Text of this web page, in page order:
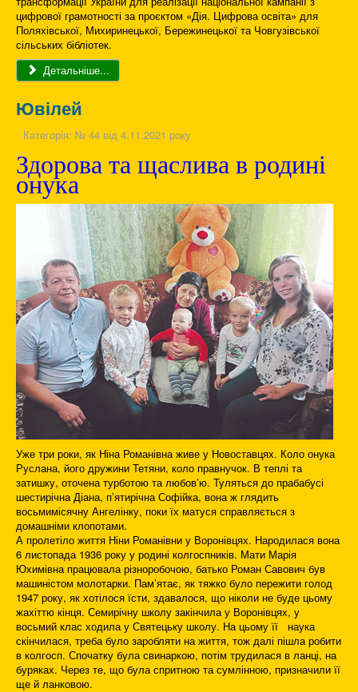
цифрової грамотності за проєктом «Дія. Цифрова освіта» для
Поляхівської, Михиринецької, Бережинецької та Човгузівської
сільських бібліотек.
Детальніше...
Ювілей
Категорія: № 44 від 4.11.2021 року
Здорова та щаслива в родині
онука
Уже три роки, як Ніна Романівна живе у Новоставцях. Коло онука
Руслана, його дружини Тетяни, коло правнучок. В теплі та
затишку, оточена турботою та любов’ю. Туляться до прабабусі
шестирічна Діана, п’ятирічна Софійка, вона ж глядить
восьмимісячну Ангелінку, поки їх матуся справляється з
домашніми клопотами.
А пролетіло життя Ніни Романівни у Воронівцях. Народилася вона
6 листопада 1936 року у родині колгоспників. Мати Марія
Юхимівна працювала різноробочою, батько Роман Савович був
машиністом молотарки. Пам’ятає, як тяжко було пережити голод
1947 року, як хотілося їсти, здавалося, що ніколи не буде цьому
жахіттю кінця. Семирічну школу закінчила у Воронівцях, у
восьмий клас ходила у Святецьку школу. На цьому її наука
скінчилася, треба було заробляти на життя, тож далі пішла робити
в колгосп. Спочатку була свинаркою, потім трудилася в ланці, на
буряках. Через те, що була спритною та сумлінною, призначили її
ще й ланковою.